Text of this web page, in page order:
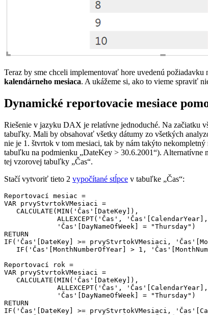
Teraz by sme chceli implementovať hore uvedenú
kalendárneho mesiaca. A ukážeme si, ako to vieme spraviť
Dynamické reportovacie mesiace
Riešenie v jazyku DAX je relatívne jednoduché. Na začiatku
tabuľky. Mali by obsahovať všetky dátumy zo všetkých
nie je 1. štvrtok v tom mesiaci, tak by nám takýto
tabuľku na podmienku „DateKey > 30.6.2001“). Alternatívne
tej vzorovej tabuľky „Čas“.
Stačí vytvoriť tieto 2 vypočítané stĺpce v tabuľke „Čas“:
Reportovací mesiac =
VAR prvyStvrtokVMesiaci =
   CALCULATE(MIN('Čas'[DateKey]),
ALLEXCEPT('Čas',
             'Čas'[DayNameOfWeek] = "Thursday")
RETURN
IF('Čas'[DateKey] >= prvyStvrtokVMesiaci,
IF('Čas'[MonthNumberOfYear] > 1,
Reportovací rok =
VAR prvyStvrtokVMesiaci =
   CALCULATE(MIN('Čas'[DateKey]),
ALLEXCEPT('Čas',
             'Čas'[DayNameOfWeek] = "Thursday")
RETURN
IF('Čas'[DateKey] >= prvyStvrtokVMesiaci,